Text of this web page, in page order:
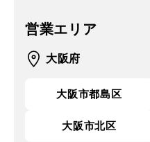
営業エリア
大阪府
大阪市都島区
大阪市北区